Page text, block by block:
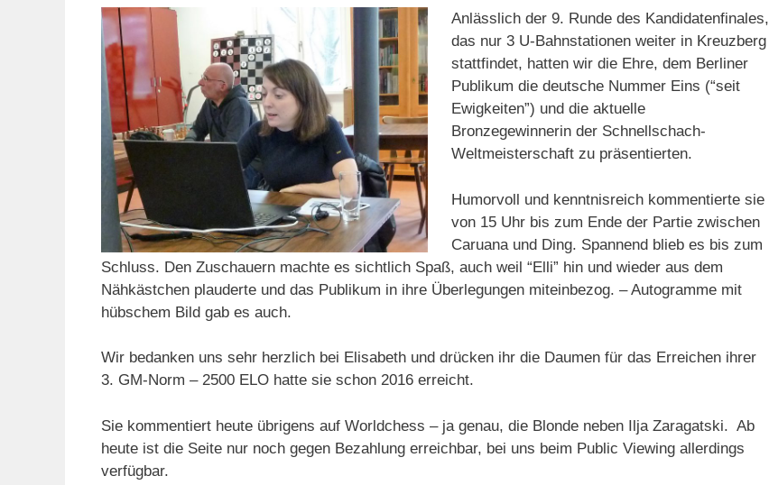
Anlässlich der 9. Runde des Kandidatenfinales,
das nur 3 U-Bahnstationen weiter in Kreuzberg
stattfindet, hatten wir die Ehre, dem Berliner
Publikum die deutsche Nummer Eins (“seit
Ewigkeiten”) und die aktuelle
Bronzegewinnerin der Schnellschach-
Weltmeisterschaft zu präsentierten.
Humorvoll und kenntnisreich kommentierte sie
von 15 Uhr bis zum Ende der Partie zwischen
Caruana und Ding. Spannend blieb es bis zum
Schluss. Den Zuschauern machte es sichtlich Spaß, auch weil “Elli” hin und wieder aus dem
Nähkästchen plauderte und das Publikum in ihre Überlegungen miteinbezog. – Autogramme mit
hübschem Bild gab es auch.
Wir bedanken uns sehr herzlich bei Elisabeth und drücken ihr die Daumen für das Erreichen ihrer
3. GM-Norm – 2500 ELO hatte sie schon 2016 erreicht.
Sie kommentiert heute übrigens auf Worldchess – ja genau, die Blonde neben Ilja Zaragatski. Ab
heute ist die Seite nur noch gegen Bezahlung erreichbar, bei uns beim Public Viewing allerdings
verfügbar.